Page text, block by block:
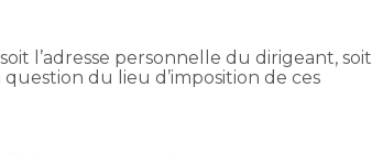
l’adresse personnelle du dirigeant, soit
du lieu d’imposition de ces